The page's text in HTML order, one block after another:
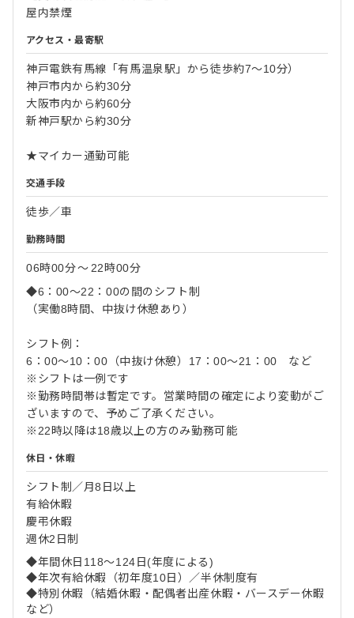
屋内禁煙
アクセス・最寄駅
神戸電鉄有馬線「有馬温泉駅」から徒歩約7〜10分）
神戸市内から約30分
大阪市内から約60分
新神戸駅から約30分
★マイカー通勤可能
交通手段
徒歩／車
勤務時間
06時00分〜22時00分
◆6：00～22：00の間のシフト制
（実働8時間、中抜け休憩あり）
シフト例：
6：00～10：00（中抜け休憩）17：00～21：00 など
※シフトは一例です
※勤務時間帯は暫定です。営業時間の確定により変動がご
ざいますので、予めご了承ください。
※22時以降は18歳以上の方のみ勤務可能
休日・休暇
シフト制／月8日以上
有給休暇
慶弔休暇
週休2日制
◆年間休日118～124日(年度による)
◆年次有給休暇（初年度10日）／半休制度有
◆特別休暇（結婚休暇・配偶者出産休暇・バースデー休暇
など）